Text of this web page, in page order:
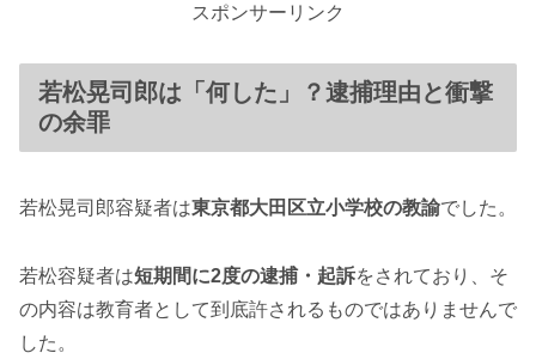
スポンサーリンク
若松晃司郎は「何した」？逮捕理由と衝撃
の余罪
若松晃司郎容疑者は東京都大田区立小学校の教諭でした。
若松容疑者は短期間に2度の逮捕・起訴をされており、そ
の内容は教育者として到底許されるものではありませんで
した。